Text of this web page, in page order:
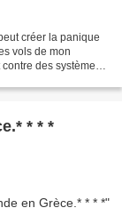
créer la panique
vols de mon
des systèmes
* * *